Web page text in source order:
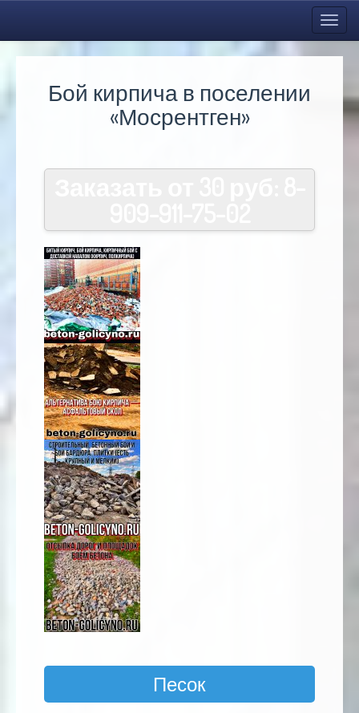
Бой кирпича в поселении
«Мосрентген»
Песок